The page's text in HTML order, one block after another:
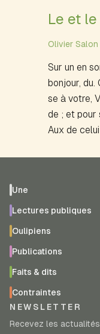
Le et le
Olivier Salon
Sur un en
bonjour, du.
se à votre,
de ; et pour
Aux de celui
Une
Lectures publiques
Oulipiens
Publications
Faits & dits
Contraintes
NEWSLETTER
Recevez les actualités